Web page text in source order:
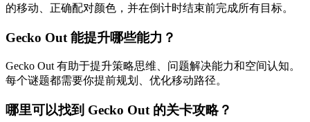
的移动、正确配对颜色，并在倒计时结束前完成所有目标。
Gecko Out 能提升哪些能力？
Gecko Out 有助于提升策略思维、问题解决能力和空间认知。
每个谜题都需要你提前规划、优化移动路径。
哪里可以找到 Gecko Out 的关卡攻略？